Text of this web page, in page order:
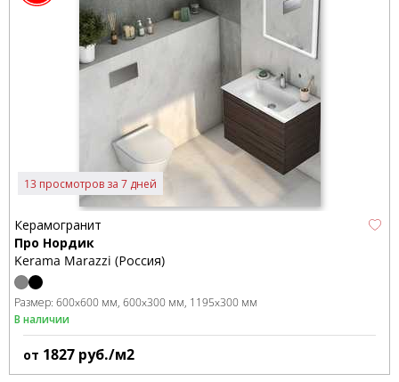
13 просмотров за 7 дней
Керамогранит
Про Нордик
Kerama Marazzi (Россия)
Размер: 600x600 мм 600x300 мм 1195x300 мм
В наличии
от 1827 руб./м2